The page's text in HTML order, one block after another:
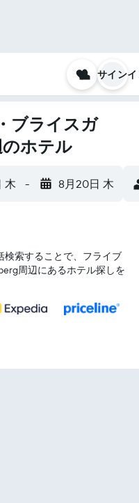
サイン
ブライスガ
ホテル
木 - 8月20日 木
検索することで、フライブ
周辺にあるホテル探しを